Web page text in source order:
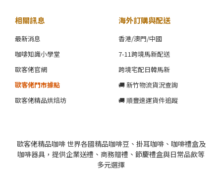
相關訊息
最新消息
咖啡知識小學堂
歐客佬官網
歐客佬門市據點
歐客佬精品烘焙坊
海外訂購與配送
香港/澳門/中國
7-11跨境馬新配送
跨境宅配日韓馬新
🚚 新竹物流貨況查詢
🚚 順豐速運貨件追蹤
歐客佬精品咖啡 世界各國精品咖啡豆、掛耳咖啡、咖啡禮盒及
咖啡器具，提供企業送禮、商務贈禮、節慶禮盒與日常品飲等
多元選擇